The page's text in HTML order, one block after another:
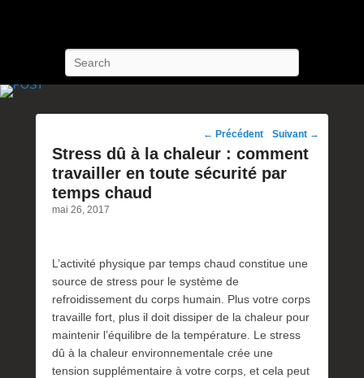
Navigation
des
posts
← Précédent Suivant →
Stress dû à la chaleur : comment
travailler en toute sécurité par
temps chaud
mai 26, 2017
L’activité physique par temps chaud constitue une
source de stress pour le système de
refroidissement du corps humain. Plus votre corps
travaille fort, plus il doit dissiper de la chaleur pour
maintenir l’équilibre de la température. Le stress
dû à la chaleur environnementale crée une
tension supplémentaire à votre corps, et cela peut